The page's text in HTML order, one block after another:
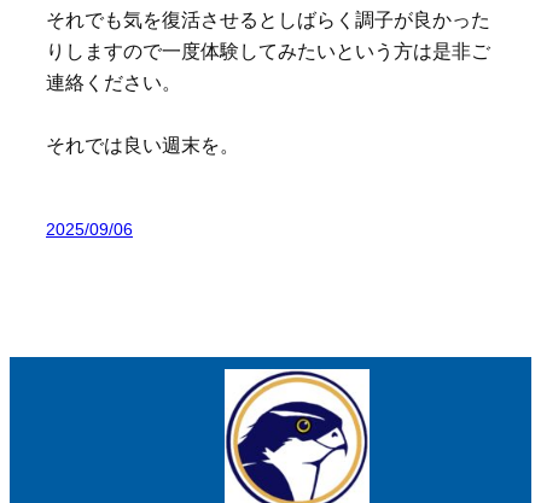
それでも気を復活させるとしばらく調子が良かった
りしますので一度体験してみたいという方は是非ご
連絡ください。
それでは良い週末を。
2025/09/06